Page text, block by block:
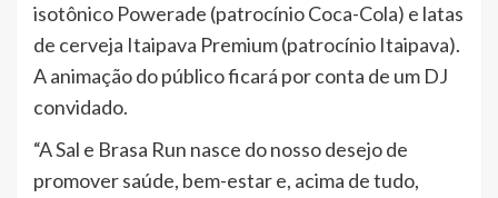
isotônico Powerade (patrocínio Coca-Cola) e latas
de cerveja Itaipava Premium (patrocínio Itaipava).
A animação do público ficará por conta de um DJ
convidado.
“A Sal e Brasa Run nasce do nosso desejo de
promover saúde, bem-estar e, acima de tudo,